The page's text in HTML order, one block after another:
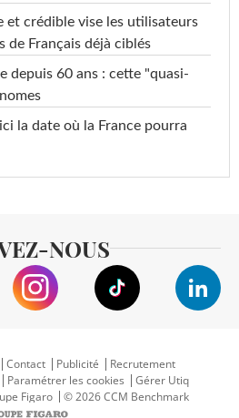
et crédible vise les utilisateurs
Français déjà ciblés
depuis 60 ans : cette "quasi-
la date où la France pourra
NOUS
Contact Publicité
Recrutement
Paramétrer les cookies
Gérer Utiq
Figaro © 2026 CCM Benchmark